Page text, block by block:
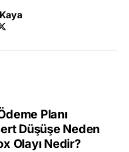
Planı
Düşüşe Neden
Olayı Nedir?